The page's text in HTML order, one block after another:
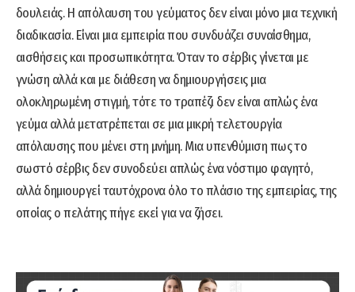
δουλειάς. Η απόλαυση του γεύματος δεν είναι μόνο μια τεχνική
διαδικασία. Είναι μια εμπειρία που συνδυάζει συναίσθημα,
αισθήσεις και προσωπικότητα. Όταν το σέρβις γίνεται με
γνώση αλλά και με διάθεση να δημιουργήσεις μια
ολοκληρωμένη στιγμή, τότε το τραπέζι δεν είναι απλώς ένα
γεύμα αλλά μετατρέπεται σε μια μικρή τελετουργία
απόλαυσης που μένει στη μνήμη. Μια υπενθύμιση πως το
σωστό σέρβις δεν συνοδεύει απλώς ένα νόστιμο φαγητό,
αλλά δημιουργεί ταυτόχρονα όλο το πλάσιο της εμπειρίας, της
οποίας ο πελάτης πήγε εκεί για να ζήσει.